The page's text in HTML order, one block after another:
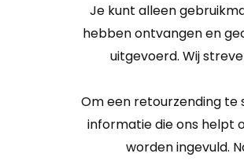
Je kunt alleen
hebben ontvangen en
uitgevoerd. Wij
Om een retourzending te
informatie die ons helpt
worden ingevuld.